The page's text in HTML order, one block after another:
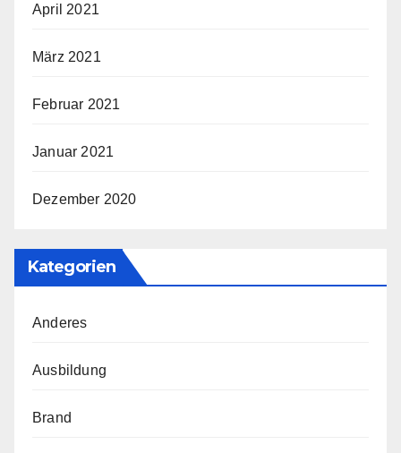
April 2021
März 2021
Februar 2021
Januar 2021
Dezember 2020
Kategorien
Anderes
Ausbildung
Brand